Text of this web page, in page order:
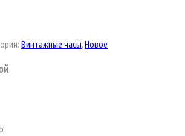
Винтажные часы,Новое